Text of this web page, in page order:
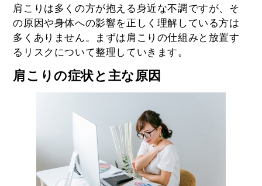
肩こりは多くの方が抱える身近な不調ですが、そ
の原因や身体への影響を正しく理解している方は
多くありません。まずは肩こりの仕組みと放置す
るリスクについて整理していきます。
肩こりの症状と主な原因